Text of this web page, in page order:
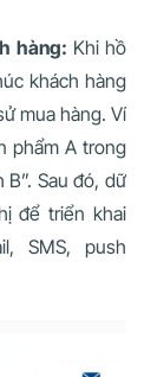
hàng: Khi hồ
khách hàng
mua hàng. Ví
phẩm A trong
Sau đó, dữ
để triển khai
SMS, push